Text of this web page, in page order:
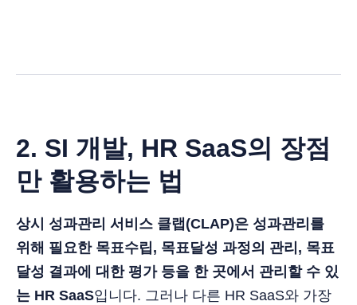
2. SI 개발, HR SaaS의 장점
만 활용하는 법
상시 성과관리 서비스 클랩(CLAP)은 성과관리를
위해 필요한 목표수립, 목표달성 과정의 관리, 목표
달성 결과에 대한 평가 등을 한 곳에서 관리할 수 있
는 HR SaaS입니다. 그러나 다른 HR SaaS와 가장